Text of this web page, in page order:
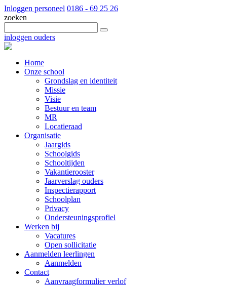
Inloggen personeel 0186 - 69 25 26
zoeken
inloggen ouders
Home
Onze school
Grondslag en identiteit
Missie
Visie
Bestuur en team
MR
Locatieraad
Organisatie
Jaargids
Schoolgids
Schooltijden
Vakantierooster
Jaarverslag ouders
Inspectierapport
Schoolplan
Privacy
Ondersteuningsprofiel
Werken bij
Vacatures
Open sollicitatie
Aanmelden leerlingen
Aanmelden
Contact
Aanvraagformulier verlof